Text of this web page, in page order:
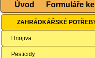
Úvod Formuláře
ZAHRÁDKÁŘSKÉ
Hnojiva
Pesticidy